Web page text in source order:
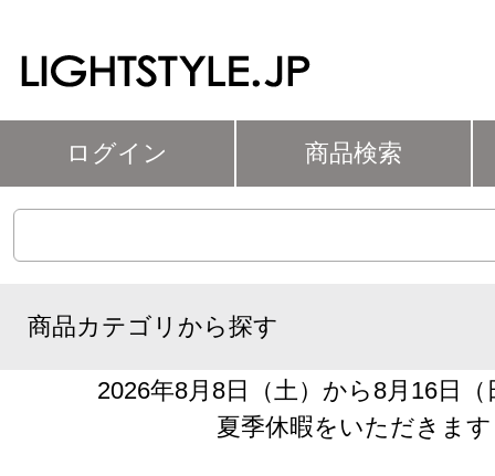
ログイン 商品検索
商品カテゴリから探す
2026年8月8日（土）から8月16日
夏季休暇をいただきます